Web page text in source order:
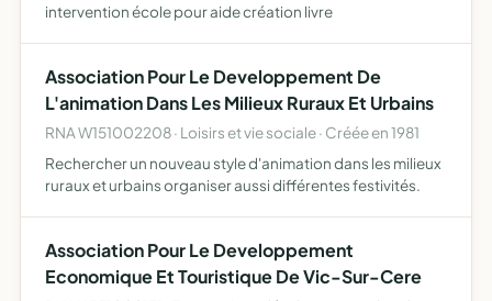
intervention école pour aide création livre
Association Pour Le Developpement De
L'animation Dans Les Milieux Ruraux Et Urbains
RNA W151002208 · Loisirs et vie sociale · Créée en 1981
Rechercher un nouveau style d'animation dans les milieux
ruraux et urbains organiser aussi différentes festivités.
Association Pour Le Developpement
Economique Et Touristique De Vic-Sur-Cere